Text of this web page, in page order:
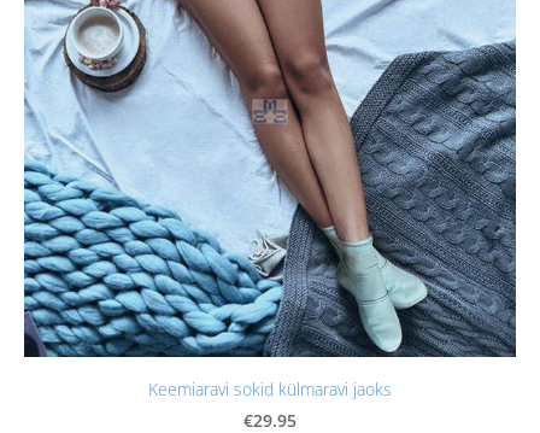
Keemiaravi sokid külmaravi jaoks
€29.95